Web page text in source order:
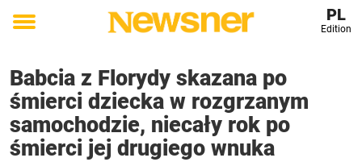
Toggle
PL
Edition
Babcia z Florydy skazana po
śmierci dziecka w rozgrzanym
samochodzie, niecały rok po
śmierci jej drugiego wnuka